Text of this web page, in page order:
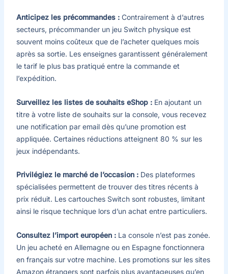
Anticipez les précommandes :Contrairement à d’autres
secteurs, précommander un jeu Switch physique est
souvent moins coûteux que de l’acheter quelques mois
après sa sortie. Les enseignes garantissent généralement
le tarif le plus bas pratiqué entre la commande et
l’expédition.
Surveillez les listes de souhaits eShop :En ajoutant un
titre à votre liste de souhaits sur la console, vous recevez
une notification par email dès qu’une promotion est
appliquée. Certaines réductions atteignent 80 % sur les
jeux indépendants.
Privilégiez le marché de l’occasion :Des plateformes
spécialisées permettent de trouver des titres récents à
prix réduit. Les cartouches Switch sont robustes, limitant
ainsi le risque technique lors d’un achat entre particuliers.
Consultez l’import européen :La console n’est pas zonée.
Un jeu acheté en Allemagne ou en Espagne fonctionnera
en français sur votre machine. Les promotions sur les sites
Amazon étrangers sont parfois plus avantageuses qu’en